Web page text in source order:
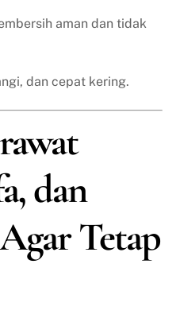
aman dan tidak
dan cepat kering.
dan
Tetap